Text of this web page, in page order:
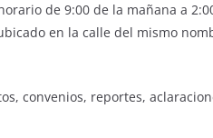
de 9:00 de la mañana a
en la calle del mismo
convenios, reportes,